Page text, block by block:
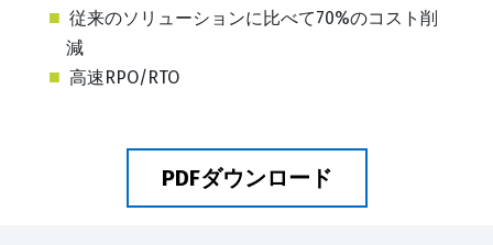
従来のソリューションに比べて70%のコスト削
減
高速RPO/RTO
PDFダウンロード